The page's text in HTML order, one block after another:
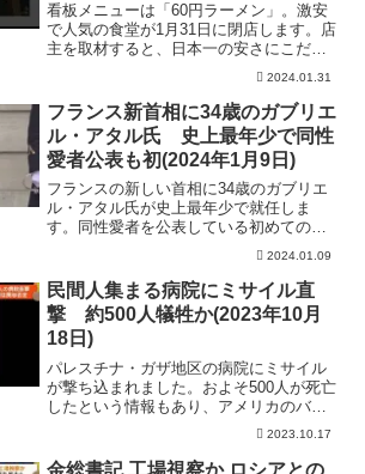
看板メニューは「60円ラーメン」。激安
で人気の食堂が1月31日に閉店します。店
主を取材すると、日本一の安さにこだわ
ってきた訳が見えてきました。■築77年の
建物 「日本一安い」食堂 新宿駅から2
キロほどの場所にある酒場。文字がたく
さん書かれて...
2024.01.31
フランス新首相に34歳のガブリエ
ル・アタル氏 史上最年少で同性
愛者公表も初(2024年1月9日)
フランスの新しい首相に34歳のガブリエ
ル・アタル氏が史上最年少で就任しま
す。同性愛者を公表している初めてのフ
ランスの首相となります。 フランスの
マクロン大統領は9日、次の首相に現在の
教育相で34歳のガブリエル・アタル氏を
任命しました。 史上...
2024.01.09
民間人集まる病院にミサイル直
撃 約500人犠牲か(2023年10月
18日)
パレスチナ・ガザ地区の病院にミサイル
が撃ち込まれました。およそ500人が死亡
したという情報もあり、アメリカのバイ
デン大統領のイスラエル訪問が近付くな
か、現地の緊張が高まっています。 17
日夜、ガザ地区北部にある病院をミサイ
2023.10.17
金総書記 工場視察か ロシアとの